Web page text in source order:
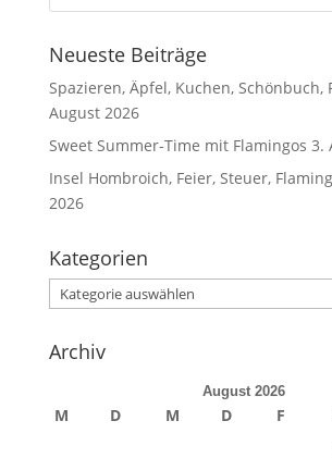
Neueste Beiträge
Spazieren, Äpfel, Kuchen, Schönbuch,
August 2026
Sweet Summer-Time mit Flamingos 3.
Insel Hombroich, Feier, Steuer,
2026
Kategorien
Kategorien
Archiv
August 2026
M D M D F